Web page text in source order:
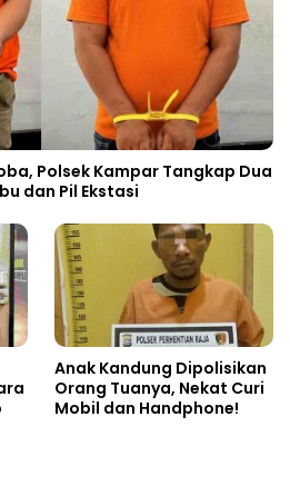
Polsek Kampar Tangkap Dua
dan Pil Ekstasi
Anak Kandung Dipolisikan
Orang Tuanya, Nekat Curi
Mobil dan Handphone!